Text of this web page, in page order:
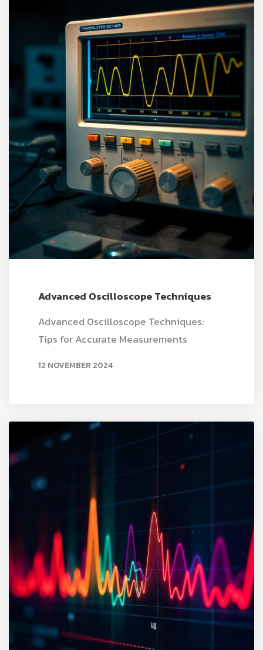
Advanced Oscilloscope Techniques
Advanced Oscilloscope Techniques:
Tips for Accurate Measurements
12 NOVEMBER 2024